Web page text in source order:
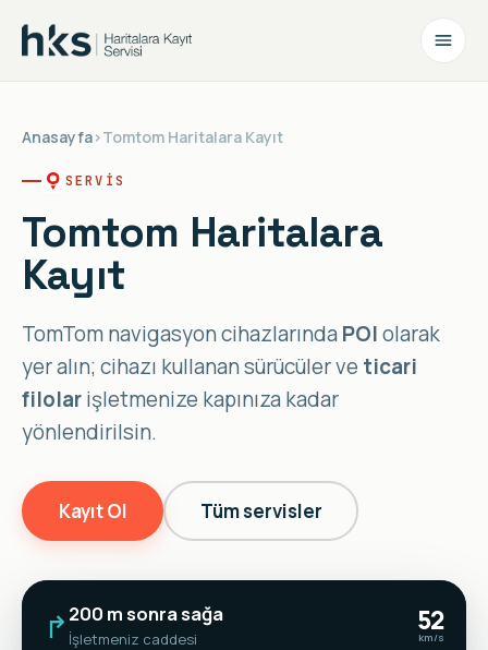
Anasayfa›Tomtom Haritalara Kayıt
SERVIS
Tomtom Haritalara
Kayıt
TomTom navigasyon cihazlarındaPOIolarak
yer alın; cihazı kullanan sürücüler ve ticari
filolarişletmenize kapınıza kadar
yönlendirilsin.
Kayıt Ol Tüm servisler
↱ 200 m sonra sağa
İşletmeniz caddesi
52
km/s